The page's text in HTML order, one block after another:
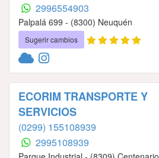
2996554903
Palpalá 699 - (8300) Neuquén
Sugerir cambios
ECORIM TRANSPORTE Y
SERVICIOS
(0299) 155108939
2995108939